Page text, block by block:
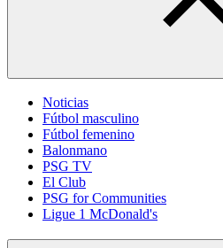
Noticias
Fútbol masculino
Fútbol femenino
Balonmano
PSG TV
El Club
PSG for Communities
Ligue 1 McDonald's